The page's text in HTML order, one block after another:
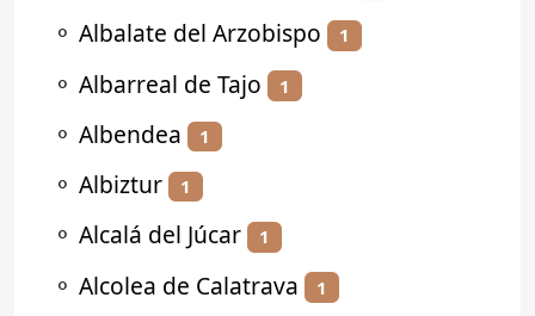
⚬ Albalate del Arzobispo 1
⚬ Albarreal de Tajo 1
⚬ Albendea 1
⚬ Albiztur 1
⚬ Alcalá del Júcar 1
⚬ Alcolea de Calatrava 1